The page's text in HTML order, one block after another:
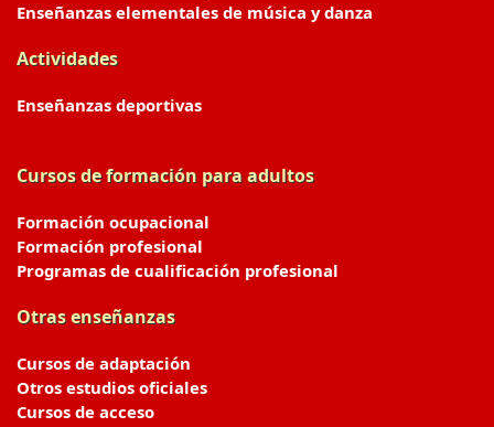
Enseñanzas elementales de música y danza
Actividades
Enseñanzas deportivas
Cursos de formación para adultos
Formación ocupacional
Formación profesional
Programas de cualificación profesional
Otras enseñanzas
Cursos de adaptación
Otros estudios oficiales
Cursos de acceso